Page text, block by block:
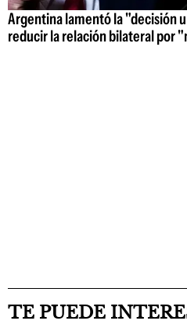
Argentina lamentó la "decisión
reducir la relación bilateral por
TE PUEDE